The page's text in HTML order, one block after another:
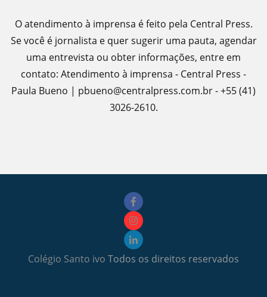
O atendimento à imprensa é feito pela Central Press.
Se você é jornalista e quer sugerir uma pauta, agendar
uma entrevista ou obter informações, entre em
contato: Atendimento à imprensa - Central Press -
Paula Bueno | pbueno@centralpress.com.br - +55 (41)
3026-2610.
Colégio Santo ivo Todos os direitos reservados